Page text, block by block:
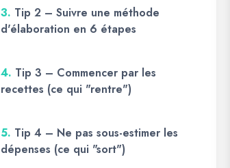
3. Tip 2 – Suivre une méthode
d'élaboration en 6 étapes
4. Tip 3 – Commencer par les
recettes (ce qui "rentre")
5. Tip 4 – Ne pas sous-estimer les
dépenses (ce qui "sort")